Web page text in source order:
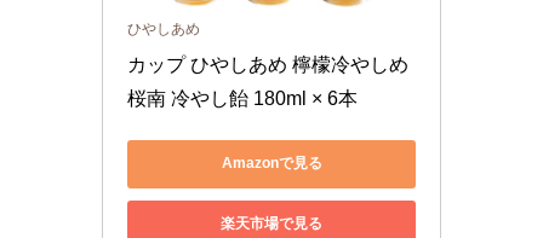
ひやしあめ
カップ ひやしあめ 檸檬冷やしめ
桜南 冷やし飴 180ml × 6本
Amazonで見る
楽天市場で見る